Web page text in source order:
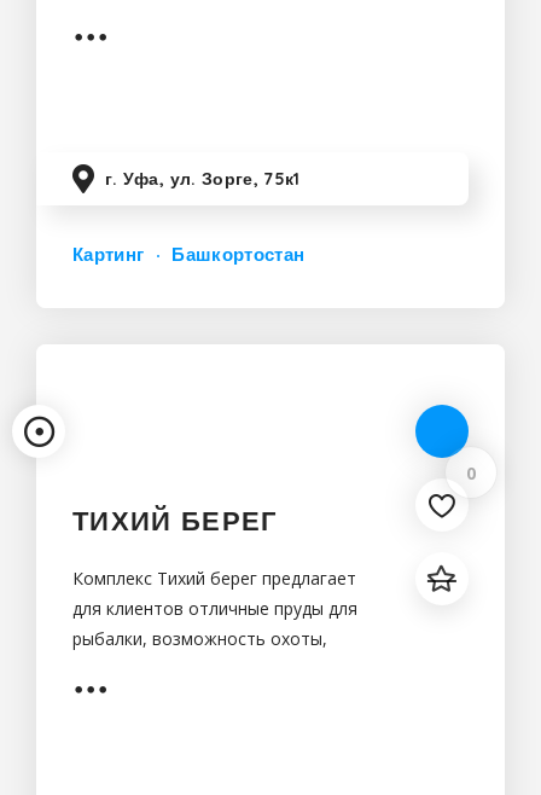
г. Уфа, ул. Зорге, 75к1
Картинг Башкортостан
0
ТИХИЙ БЕРЕГ
Комплекс Тихий берег предлагает
для клиентов отличные пруды для
рыбалки, возможность охоты,
с изысканными блюдами.